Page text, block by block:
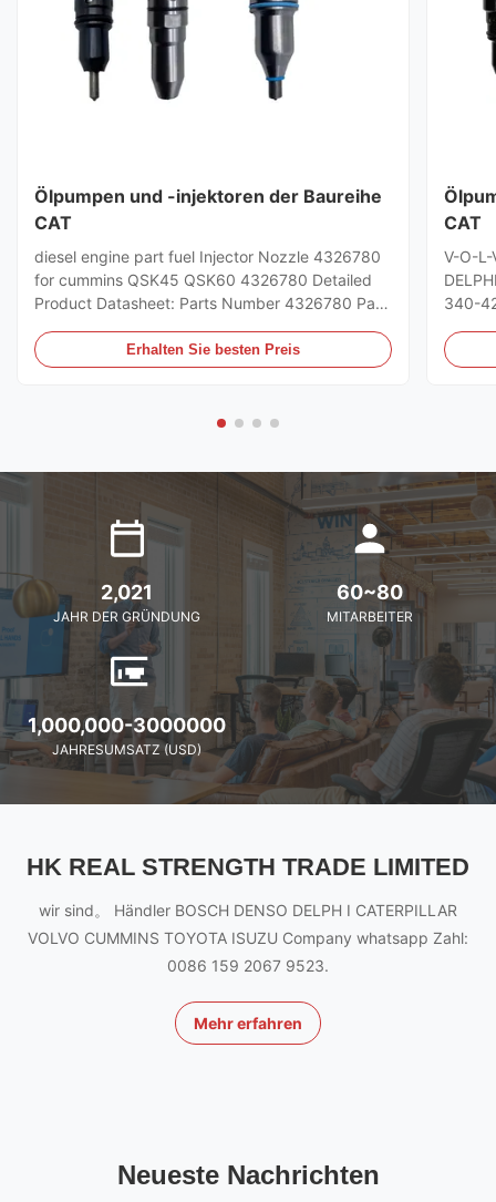
Ölpumpen und -injektoren der Baureihe
CAT
diesel engine part fuel Injector Nozzle 4326780
for cummins QSK45 QSK60 4326780 Detailed
Product Datasheet: Parts Number 4326780 Part
Original / Netural Why Choose Us: 1. Quality is
culture - professional trading experience help
Erhalten Sie besten Preis
CAT
V-O-
340-
2,021
JAHR DER GRÜNDUNG
60~80
MITARBEITER
1,000,000-3000000
JAHRESUMSATZ (USD)
HK REAL STRENGTH TRADE LIMITED
wir sind。 Händler BOSCH DENSO DELPH I CATERPILLAR
VOLVO CUMMINS TOYOTA ISUZU Company whatsapp Zahl:
0086 159 2067 9523.
Mehr erfahren
Neueste Nachrichten